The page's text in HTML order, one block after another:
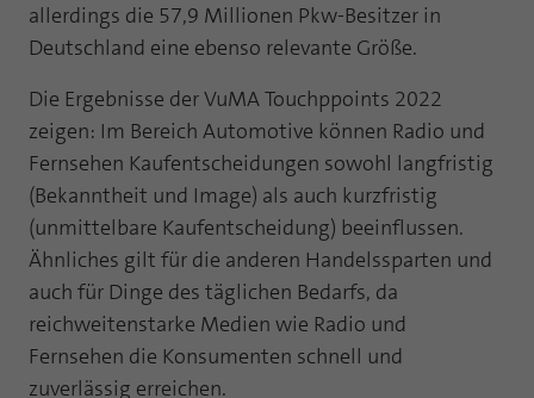
allerdings die 57,9 Millionen Pkw-Besitzer in
Deutschland eine ebenso relevante Größe.
Die Ergebnisse der VuMA Touchppoints 2022
zeigen: Im Bereich Automotive können Radio und
Fernsehen Kaufentscheidungen sowohl langfristig
(Bekanntheit und Image) als auch kurzfristig
(unmittelbare Kaufentscheidung) beeinflussen.
Ähnliches gilt für die anderen Handelssparten und
auch für Dinge des täglichen Bedarfs, da
reichweitenstarke Medien wie Radio und
Fernsehen die Konsumenten schnell und
zuverlässig erreichen.